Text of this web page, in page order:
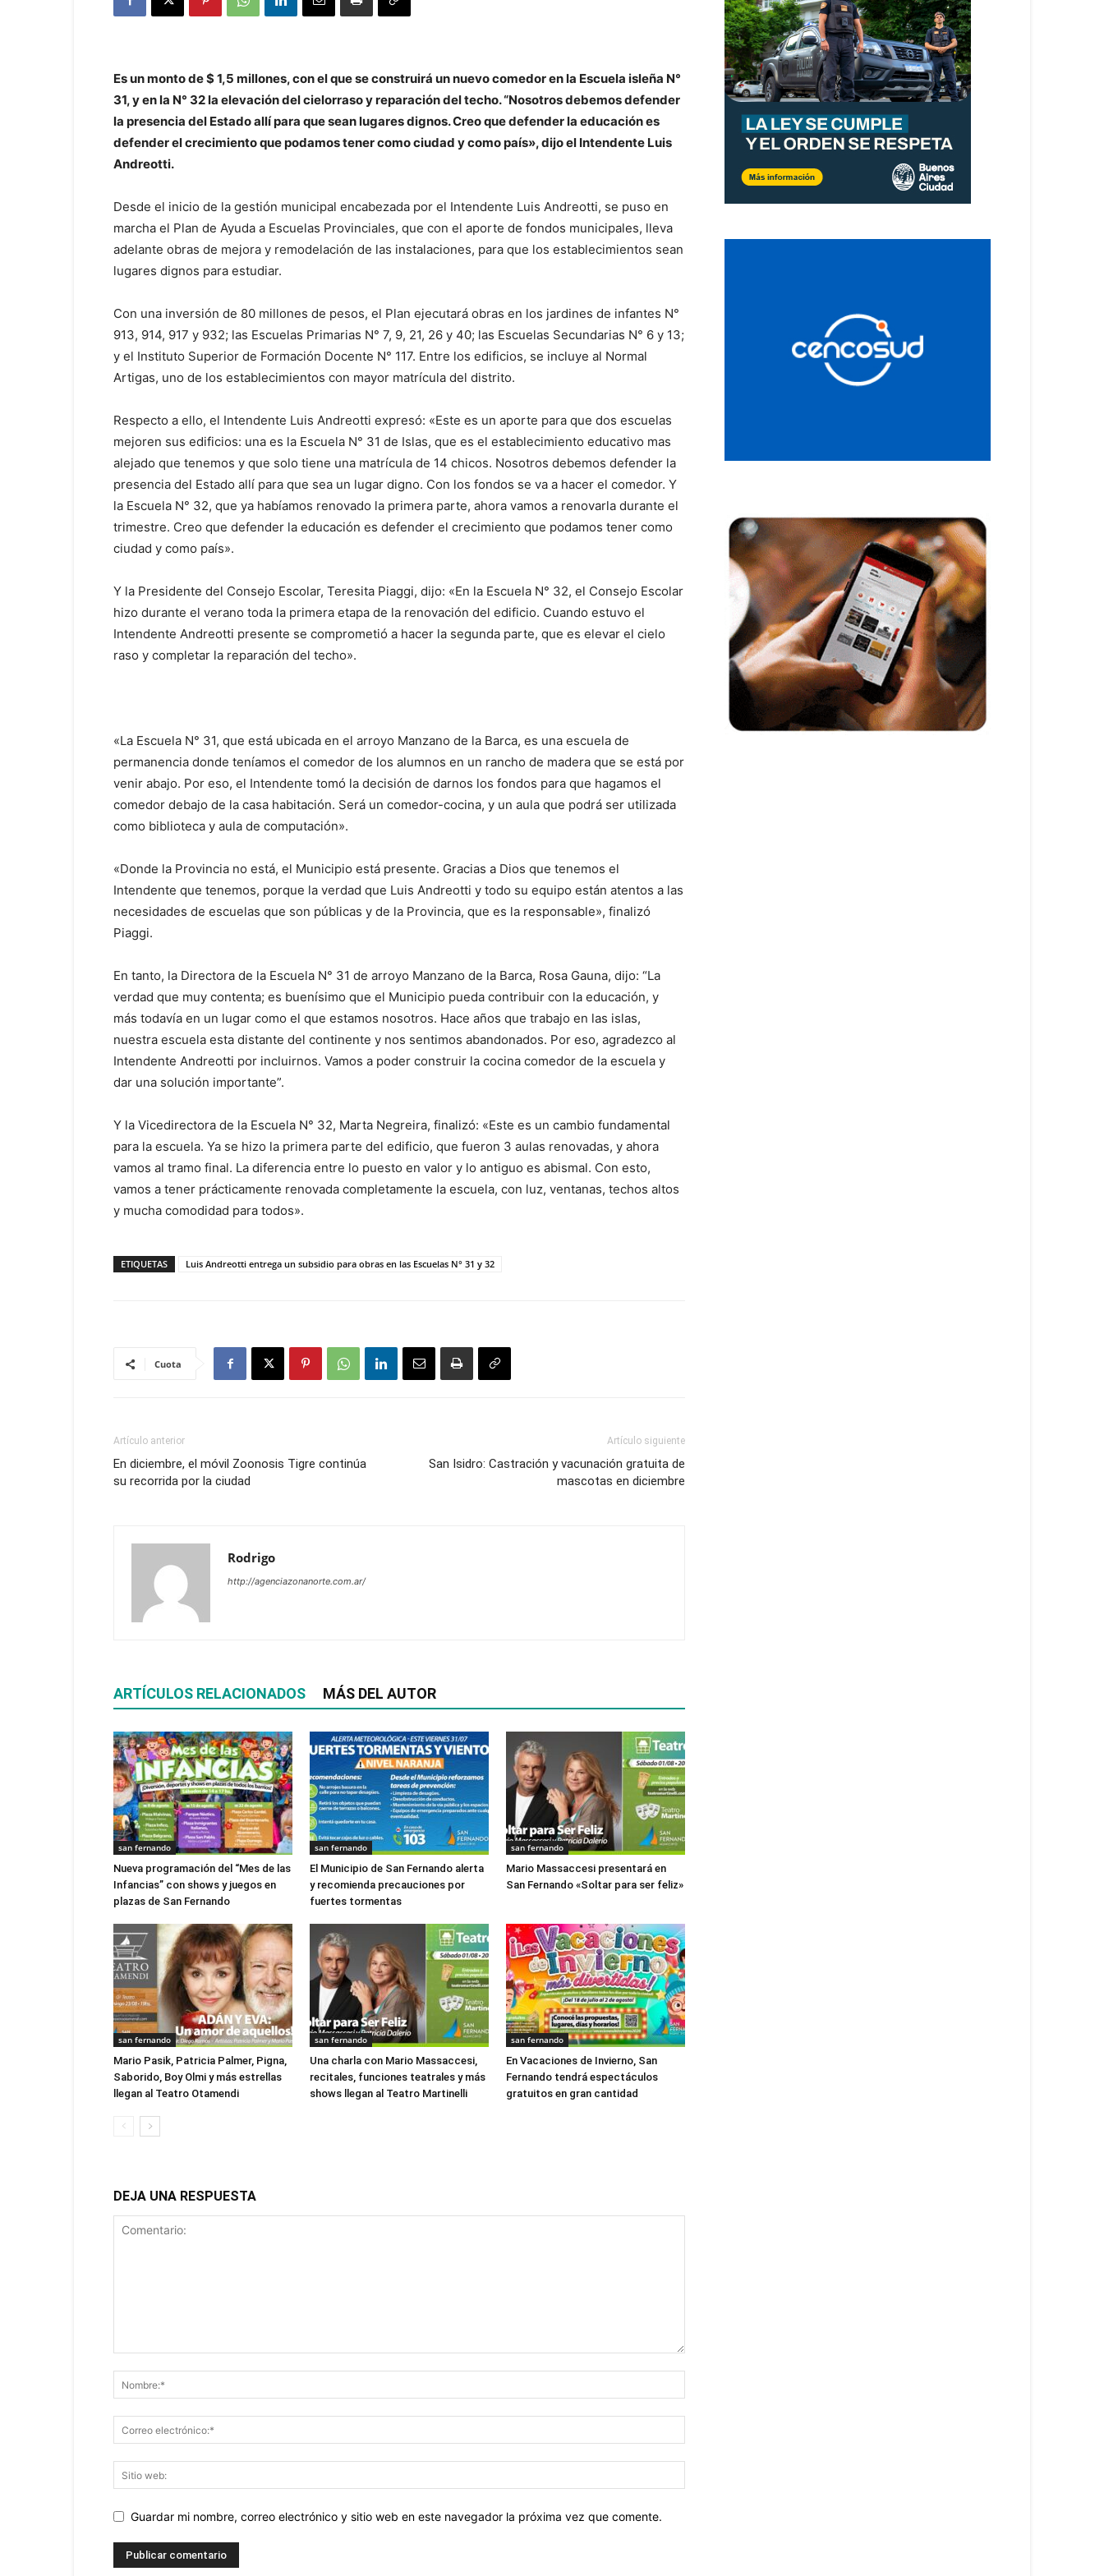
Es un monto de $ 1,5 millones, con el que se construirá un nuevo comedor en la Escuela isleña N°
31, y en la N° 32 la elevación del cielorraso y reparación del techo. “Nosotros debemos defender
la presencia del Estado allí para que sean lugares dignos. Creo que defender la educación es
defender el crecimiento que podamos tener como ciudad y como país», dijo el Intendente Luis
Andreotti.
Desde el inicio de la gestión municipal encabezada por el Intendente Luis Andreotti, se puso en
marcha el Plan de Ayuda a Escuelas Provinciales, que con el aporte de fondos municipales, lleva
adelante obras de mejora y remodelación de las instalaciones, para que los establecimientos sean
lugares dignos para estudiar.
Con una inversión de 80 millones de pesos, el Plan ejecutará obras en los jardines de infantes N°
913, 914, 917 y 932; las Escuelas Primarias N° 7, 9, 21, 26 y 40; las Escuelas Secundarias N° 6 y 13;
y el Instituto Superior de Formación Docente N° 117. Entre los edificios, se incluye al Normal
Artigas, uno de los establecimientos con mayor matrícula del distrito.
Respecto a ello, el Intendente Luis Andreotti expresó: «Este es un aporte para que dos escuelas
mejoren sus edificios: una es la Escuela N° 31 de Islas, que es el establecimiento educativo mas
alejado que tenemos y que solo tiene una matrícula de 14 chicos. Nosotros debemos defender la
presencia del Estado allí para que sea un lugar digno. Con los fondos se va a hacer el comedor. Y
la Escuela N° 32, que ya habíamos renovado la primera parte, ahora vamos a renovarla durante el
trimestre. Creo que defender la educación es defender el crecimiento que podamos tener como
ciudad y como país».
Y la Presidente del Consejo Escolar, Teresita Piaggi, dijo: «En la Escuela N° 32, el Consejo Escolar
hizo durante el verano toda la primera etapa de la renovación del edificio. Cuando estuvo el
Intendente Andreotti presente se comprometió a hacer la segunda parte, que es elevar el cielo
raso y completar la reparación del techo».
«La Escuela N° 31, que está ubicada en el arroyo Manzano de la Barca, es una escuela de
permanencia donde teníamos el comedor de los alumnos en un rancho de madera que se está por
venir abajo. Por eso, el Intendente tomó la decisión de darnos los fondos para que hagamos el
comedor debajo de la casa habitación. Será un comedor-cocina, y un aula que podrá ser utilizada
como biblioteca y aula de computación».
«Donde la Provincia no está, el Municipio está presente. Gracias a Dios que tenemos el
Intendente que tenemos, porque la verdad que Luis Andreotti y todo su equipo están atentos a las
necesidades de escuelas que son públicas y de la Provincia, que es la responsable», finalizó
Piaggi.
En tanto, la Directora de la Escuela N° 31 de arroyo Manzano de la Barca, Rosa Gauna, dijo: “La
verdad que muy contenta; es buenísimo que el Municipio pueda contribuir con la educación, y
más todavía en un lugar como el que estamos nosotros. Hace años que trabajo en las islas,
nuestra escuela esta distante del continente y nos sentimos abandonados. Por eso, agradezco al
Intendente Andreotti por incluirnos. Vamos a poder construir la cocina comedor de la escuela y
dar una solución importante”.
Y la Vicedirectora de la Escuela N° 32, Marta Negreira, finalizó: «Este es un cambio fundamental
para la escuela. Ya se hizo la primera parte del edificio, que fueron 3 aulas renovadas, y ahora
vamos al tramo final. La diferencia entre lo puesto en valor y lo antiguo es abismal. Con esto,
vamos a tener prácticamente renovada completamente la escuela, con luz, ventanas, techos altos
y mucha comodidad para todos».
ETIQUETAS Luis Andreotti entrega un subsidio para obras en las Escuelas N° 31 y 32
Cuota
Artículo anterior
En diciembre, el móvil Zoonosis Tigre continúa
su recorrida por la ciudad
Artículo siguiente
San Isidro: Castración y vacunación gratuita de
mascotas en diciembre
Rodrigo
http://agenciazonanorte.com.ar/
ARTÍCULOS RELACIONADOS MÁS DEL AUTOR
san fernando
Nueva programación del “Mes de las
Infancias” con shows y juegos en
plazas de San Fernando
san fernando
El Municipio de San Fernando alerta
y recomienda precauciones por
fuertes tormentas
san fernando
Mario Massaccesi presentará en
San Fernando «Soltar para ser feliz»
san fernando
Mario Pasik, Patricia Palmer, Pigna,
Saborido, Boy Olmi y más estrellas
llegan al Teatro Otamendi
san fernando
Una charla con Mario Massaccesi,
recitales, funciones teatrales y más
shows llegan al Teatro Martinelli
san fernando
En Vacaciones de Invierno, San
Fernando tendrá espectáculos
gratuitos en gran cantidad
DEJA UNA RESPUESTA
Guardar mi nombre, correo electrónico y sitio web en este navegador la próxima vez que comente.